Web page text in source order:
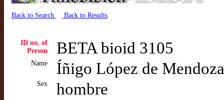
Back to Search Back to Results
ID no. of
Person
BETA bioid 3105
Name Íñigo López de
Sex hombre